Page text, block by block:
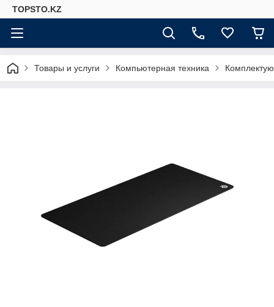
TOPSTO.KZ
Товары и услуги Компьютерная техника